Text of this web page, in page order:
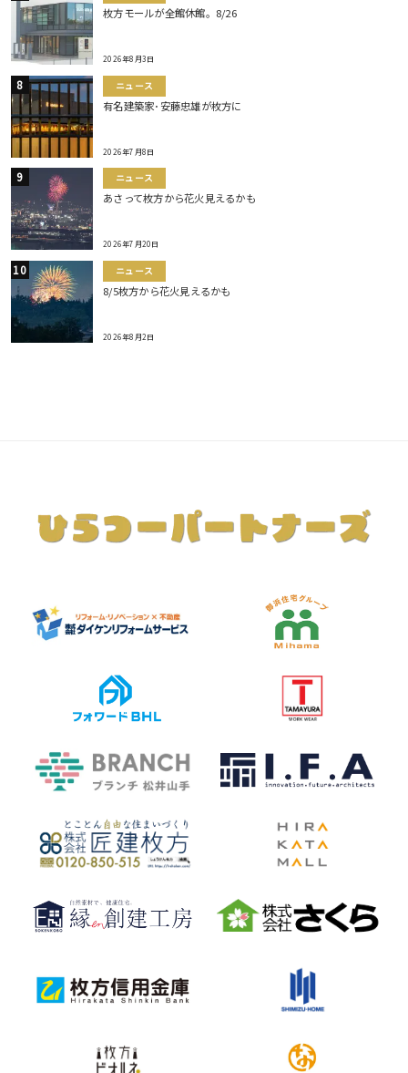
枚方モールが全館休館。8/26
2026年8月3日
ニュース
有名建築家･安藤忠雄が枚方に
2026年7月8日
ニュース
あさって枚方から花火見えるかも
2026年7月20日
ニュース
8/5枚方から花火見えるかも
2026年8月2日